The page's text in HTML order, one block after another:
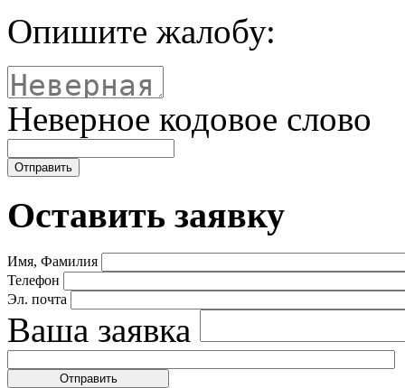
Опишите жалобу:
Неверное кодовое слово
Оставить заявку
Имя, Фамилия
Телефон
Эл. почта
Ваша заявка